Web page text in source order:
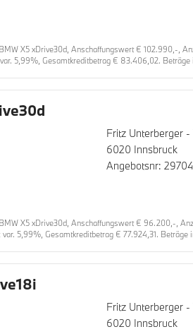
X5 xDrive30d, Anschaffungswert € 102.990,-,
5,99%, Gesamtkreditbetrag € 83.406,02.
Fritz Unterberger -
6020 Innsbruck
Angebotsnr:
X5 xDrive30d, Anschaffungswert € 96.200,-,
5,99%, Gesamtkreditbetrag € 77.924,31. Beträge
Fritz Unterberger -
6020 Innsbruck